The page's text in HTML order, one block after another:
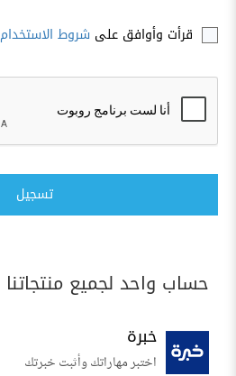
قرأت وأوافق على شروط الاستخدام
تسجيل
حساب واحد لجميع منتجاتنا
خبرة
اختبر مهاراتك وأثبت خبرتك